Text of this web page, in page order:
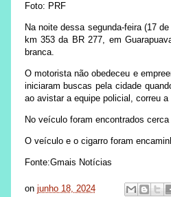
Foto: PRF
Na noite dessa segunda-feira (17
km 353 da BR 277, em
branca.
O motorista não obedeceu e
iniciaram buscas pela cidade
ao avistar a equipe policial, correu
No veículo foram encontrados
O veículo e o cigarro foram
Fonte:Gmais Notícias
on junho 18, 2024